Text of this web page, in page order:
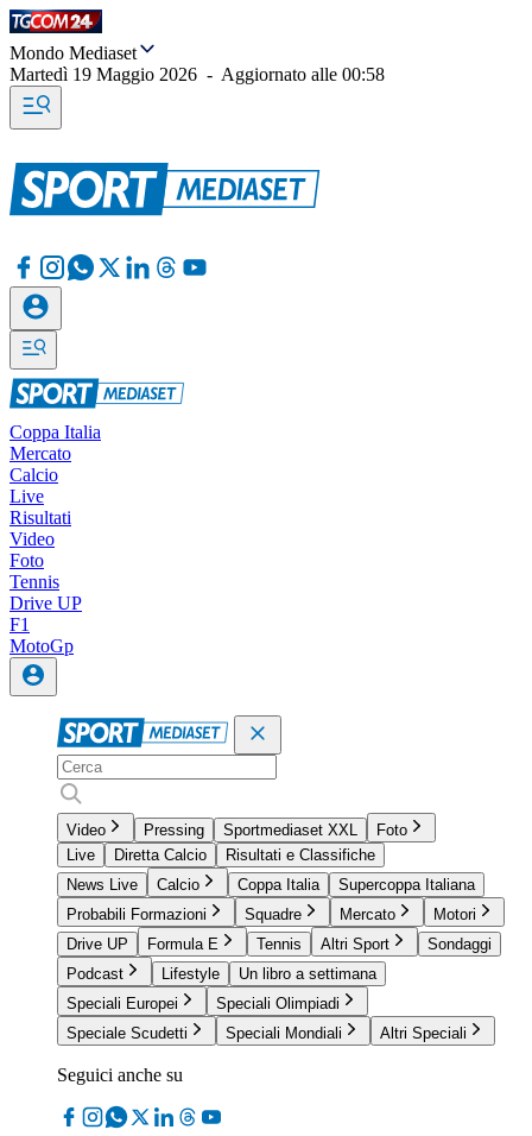
Mondo Mediaset
Martedì 19 Maggio 2026 - Aggiornato alle 00:58
Coppa Italia
Mercato
Calcio
Live
Risultati
Video
Foto
Tennis
Drive UP
F1
MotoGp
Video Pressing Sportmediaset XXL
Foto
Live
Diretta Calcio
Risultati e Classifiche
News Live
Calcio Coppa Italia
Supercoppa Italiana
Probabili Formazioni
Squadre Mercato
Motori
Drive UP
Formula E Tennis Altri Sport
Sondaggi
Podcast
Lifestyle
Un libro a settimana
Speciali Europei
Speciali Olimpiadi
Speciale Scudetti
Speciali Mondiali Altri Speciali
Seguici anche su